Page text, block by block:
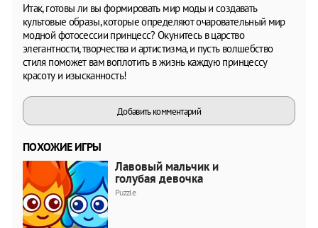
Итак, готовы ли вы формировать мир моды и создавать
культовые образы, которые определяют очаровательный мир
модной фотосессии принцесс? Окунитесь в царство
элегантности, творчества и артистизма, и пусть волшебство
стиля поможет вам воплотить в жизнь каждую принцессу
красоту и изысканность!
Добавить комментарий
ПОХОЖИЕ ИГРЫ
Лавовый мальчик и
голубая девочка
Puzzle